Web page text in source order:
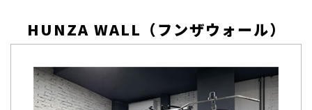
HUNZA WALL（フンザウォール）